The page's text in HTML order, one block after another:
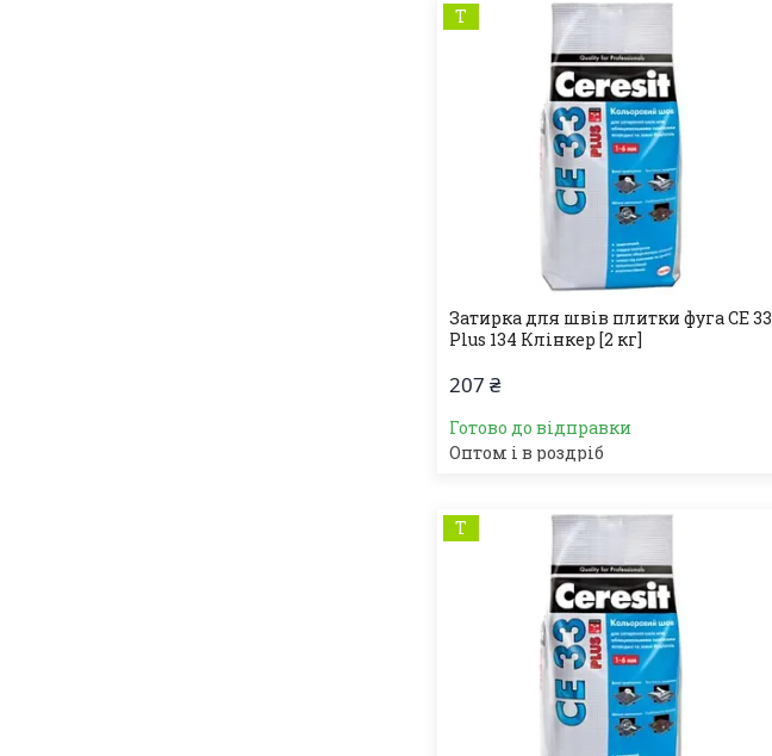
Т
Затирка для швів плитки фуга СЕ 33
Plus 134 Клінкер [2 кг]
207 ₴
Готово до відправки
Оптом і в роздріб
Т